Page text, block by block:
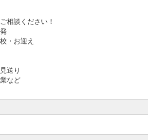
相談ください！
・お迎え
送り
など